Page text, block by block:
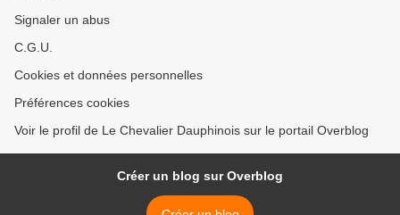
Signaler un abus
C.G.U.
Cookies et données personnelles
Préférences cookies
Voir le profil de Le Chevalier Dauphinois sur le portail Overblog
Créer un blog sur Overblog